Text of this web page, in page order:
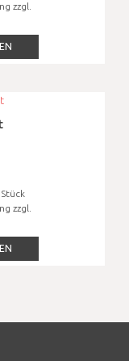
zzgl.
zzgl.